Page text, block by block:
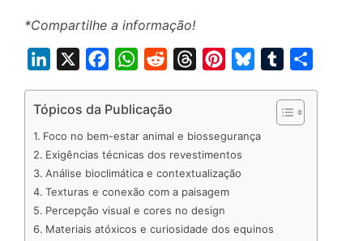
*Compartilhe a informação!
n
e
d
I
n
c
b
o
o
k
W
a
s
A
p
p
d
t
a
d
s
e
r
e
m
b
Tópicos da Publicação
Foco no bem-estar animal e biossegurança
Exigências técnicas dos revestimentos
Análise bioclimática e contextualização
Texturas e conexão com a paisagem
Percepção visual e cores no design
Materiais atóxicos e curiosidade dos equinos